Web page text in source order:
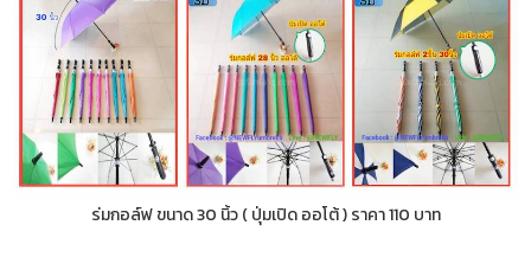
ร่มกอล์ฟ ขนาด 30 นิ้ว ( ปุ่มเปิด ออโต้ ) ราคา 110 บาท